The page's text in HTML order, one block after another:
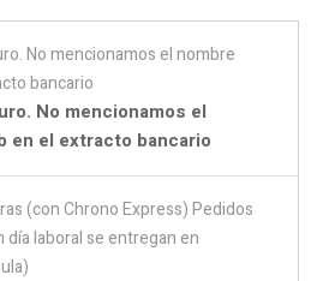
No mencionamos el
en el extracto bancario